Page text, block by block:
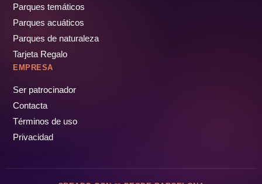
Parques temáticos
Parques acuáticos
Parques de naturaleza
Tarjeta Regalo
EMPRESA
Ser patrocinador
Contacta
Términos de uso
Privacidad